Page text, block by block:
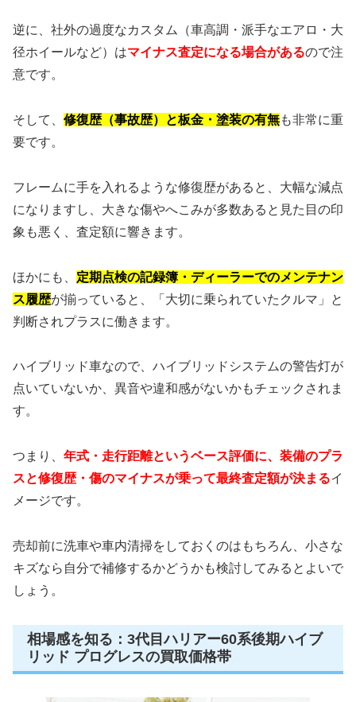
逆に、社外の過度なカスタム（車高調・派手なエアロ・大
径ホイールなど）はマイナス査定になる場合があるので注
意です。
そして、 修復歴（事故歴）と板金・塗装の有無も非常に重
要です。
フレームに手を入れるような修復歴があると、大幅な減点
になりますし、大きな傷やへこみが多数あると見た目の印
象も悪く、査定額に響きます。
ほかにも、 定期点検の記録簿・ディーラーでのメンテナン
ス履歴が揃っていると、「大切に乗られていたクルマ」と
判断されプラスに働きます。
ハイブリッド車なので、ハイブリッドシステムの警告灯が
点いていないか、異音や違和感がないかもチェックされま
す。
つまり、 年式・走行距離というベース評価に、装備のプラ
スと修復歴・傷のマイナスが乗って最終査定額が決まるイ
メージです。
売却前に洗車や車内清掃をしておくのはもちろん、小さな
キズなら自分で補修するかどうかも検討してみるとよいで
しょう。
相場感を知る：3代目ハリアー60系後期ハイブ
リッド プログレスの買取価格帯